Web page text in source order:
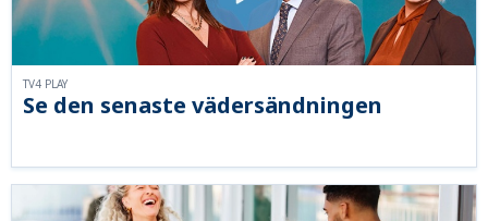
Se den senaste vädersändningen
TV4 PLAY